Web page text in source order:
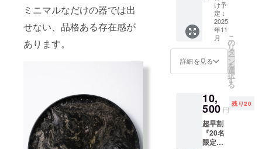
ミニマルなだけの器では出
せない、品格ある存在感が
あります。
皿） 平
皿 サイ
ズ：
φ275×
H11mm
重さ：
320g 素
材：
PLA＋
塗装
（金が
混ざっ
てるデ
ザイン
は剥が
け予
定：
2025
年11
月
詳細を見る
こ
の
リ
タ
ー
ン
を
選
択
す
る
10,
500 円
残り20
超早割
『20名
限定』